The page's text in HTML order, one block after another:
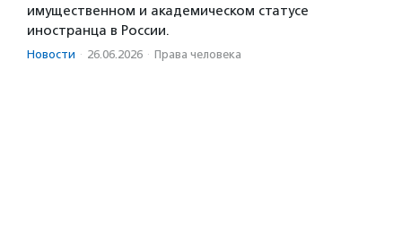
имущественном и академическом статусе
иностранца в России.
Новости · 26.06.2026 · Права человека